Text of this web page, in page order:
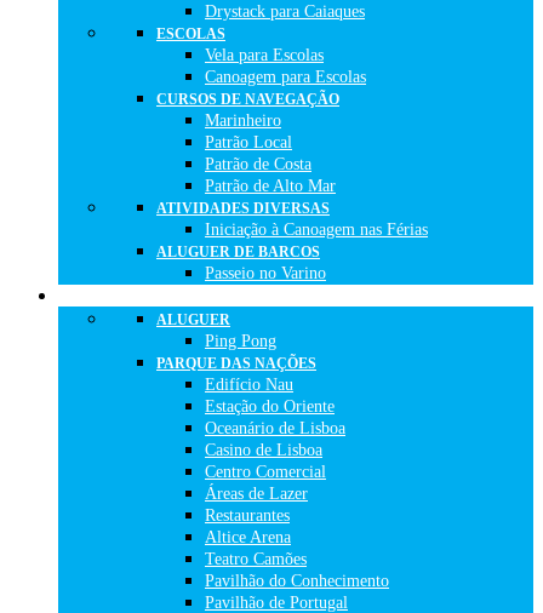
Drystack para Caiaques
ESCOLAS
Vela para Escolas
Canoagem para Escolas
CURSOS DE NAVEGAÇÃO
Marinheiro
Patrão Local
Patrão de Costa
Patrão de Alto Mar
ATIVIDADES DIVERSAS
Iniciação à Canoagem nas Férias
ALUGUER DE BARCOS
Passeio no Varino
ALUGUER
Ping Pong
PARQUE DAS NAÇÕES
Edifício Nau
Estação do Oriente
Oceanário de Lisboa
Casino de Lisboa
Centro Comercial
Áreas de Lazer
Restaurantes
Altice Arena
Teatro Camões
Pavilhão do Conhecimento
Pavilhão de Portugal